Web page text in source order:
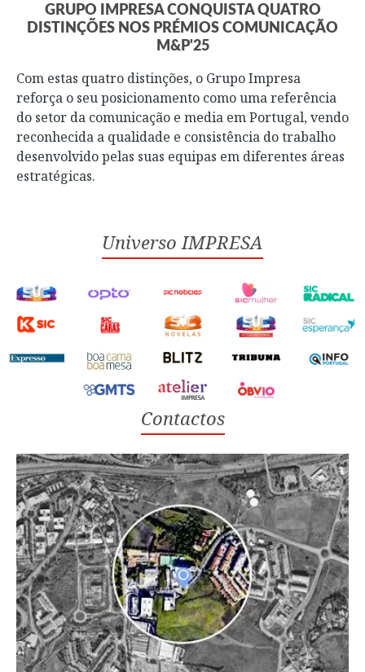
GRUPO IMPRESA CONQUISTA QUATRO
DISTINÇÕES NOS PRÉMIOS COMUNICAÇÃO
M&P'25
Com estas quatro distinções, o Grupo Impresa
reforça o seu posicionamento como uma referência
do setor da comunicação e media em Portugal, vendo
reconhecida a qualidade e consistência do trabalho
desenvolvido pelas suas equipas em diferentes áreas
estratégicas.
Universo IMPRESA
Contactos